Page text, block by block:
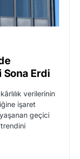
Sona Erdi
verilerinin
işaret
geçici